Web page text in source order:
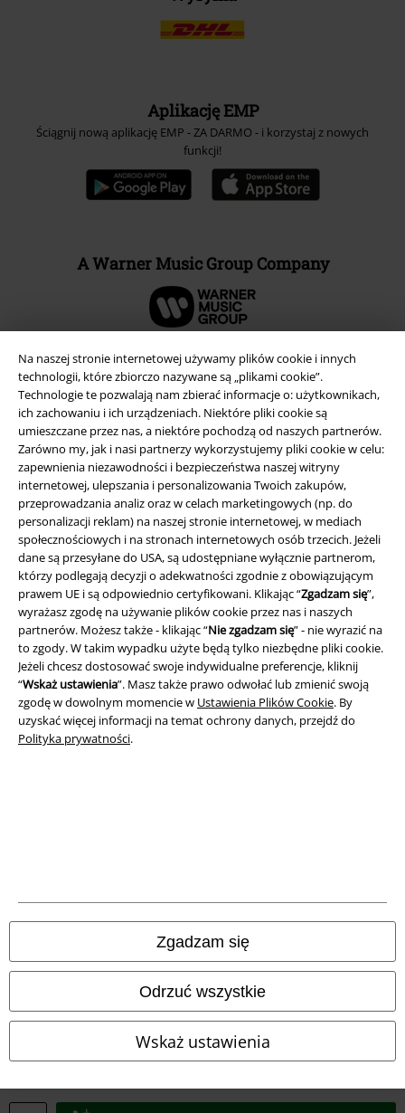
Na naszej stronie internetowej używamy plików cookie i innych
technologii, które zbiorczo nazywane są „plikami cookie”.
Technologie te pozwalają nam zbierać informacje o: użytkownikach,
ich zachowaniu i ich urządzeniach. Niektóre pliki cookie są
umieszczane przez nas, a niektóre pochodzą od naszych partnerów.
Zarówno my, jak i nasi partnerzy wykorzystujemy pliki cookie w celu:
zapewnienia niezawodności i bezpieczeństwa naszej witryny
internetowej, ulepszania i personalizowania Twoich zakupów,
przeprowadzania analiz oraz w celach marketingowych (np. do
personalizacji reklam) na naszej stronie internetowej, w mediach
społecznościowych i na stronach internetowych osób trzecich. Jeżeli
dane są przesyłane do USA, są udostępniane wyłącznie partnerom,
którzy podlegają decyzji o adekwatności zgodnie z obowiązującym
prawem UE i są odpowiednio certyfikowani. Klikając “Zgadzam się”,
wyrażasz zgodę na używanie plików cookie przez nas i naszych
partnerów. Możesz także - klikając “Nie zgadzam się” - nie wyrazić na
to zgody. W takim wypadku użyte będą tylko niezbędne pliki cookie.
Jeżeli chcesz dostosować swoje indywidualne preferencje, kliknij
“Wskaż ustawienia”. Masz także prawo odwołać lub zmienić swoją
zgodę w dowolnym momencie w Ustawienia Plików Cookie. By
uzyskać więcej informacji na temat ochrony danych, przejdź do
Polityka prywatności.
Zgadzam się
Odrzuć wszystkie
Wskaż ustawienia
Aplikację EMP
Ściągnij nową aplikację EMP - ZA DARMO - i korzystaj z nowych
funkcji!
A Warner Music Group Company
Informacje prawne
Regulamin
Dane firmy
Polityka prywatności
Unieszkodliwianie odpadów i ochrona środowiska
Deklaracja Zgodności
wysyłki.
© 1986-2026 E.M.P. Merchandising HGmbH
Sklepy internetowe EMP
EMP International
EMP France